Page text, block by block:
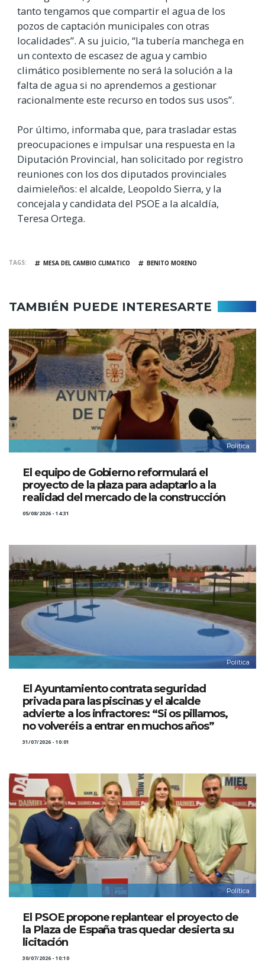
tanto tengamos que compartir el agua de los
pozos de captación municipales con otras
localidades”. A su juicio, “la tubería manchega en
un contexto de escasez de agua y cambio
climático posiblemente no será la solución a la
falta de agua si no aprendemos a gestionar
racionalmente este recurso en todos sus usos”.
Por último, informaba que, para trasladar estas
preocupaciones e impulsar una respuesta en la
Diputación Provincial, han solicitado por registro
reuniones con los dos diputados provinciales
daimieleños: el alcalde, Leopoldo Sierra, y la
concejala y candidata del PSOE a la alcaldía,
Teresa Ortega.
TAGS MESA DEL CAMBIO CLIMATICO BENITO MORENO
TAMBIÉN PUEDE INTERESARTE
Política
El equipo de Gobierno reformulará el
proyecto de la plaza para adaptarlo a la
realidad del mercado de la construcción
05/08/2026 - 14:31
Política
El Ayuntamiento contrata seguridad
privada para las piscinas y el alcalde
advierte a los infractores: “Si os pillamos,
no volveréis a entrar en muchos años”
31/07/2026 - 10:01
Política
El PSOE propone replantear el proyecto de
la Plaza de España tras quedar desierta su
licitación
30/07/2026 - 10:10